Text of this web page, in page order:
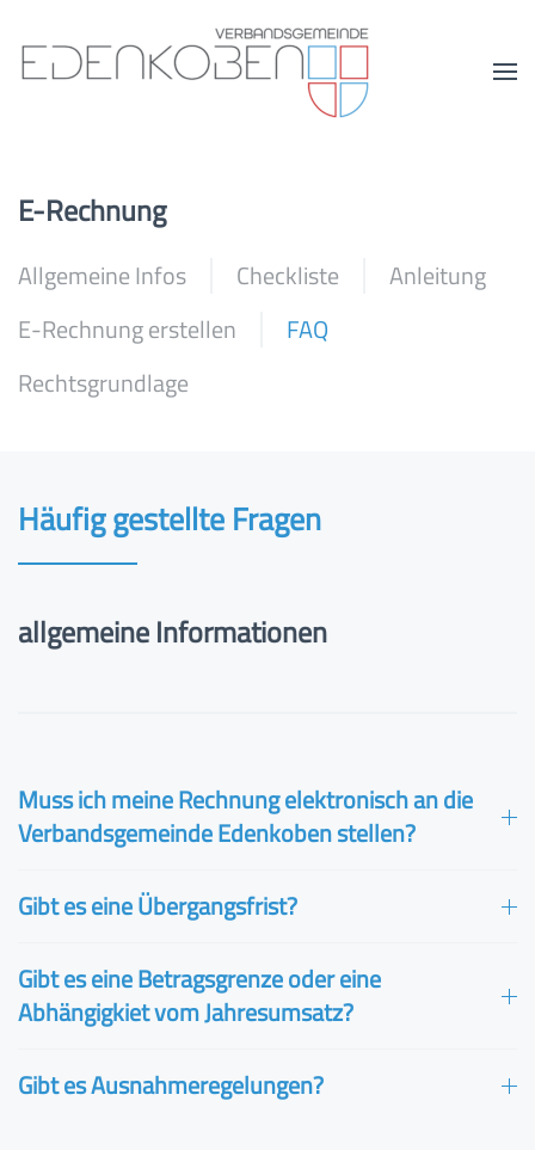
Zum Hauptinhalt springen
E-Rechnung
Allgemeine Infos Checkliste
Anleitung
E-Rechnung erstellen
FAQ
Rechtsgrundlage
Häufig gestellte Fragen
allgemeine Informationen
Muss ich meine Rechnung elektronisch an die
Verbandsgemeinde Edenkoben stellen?
Gibt es eine Übergangsfrist?
Gibt es eine Betragsgrenze oder eine
Abhängigkiet vom Jahresumsatz?
Gibt es Ausnahmeregelungen?